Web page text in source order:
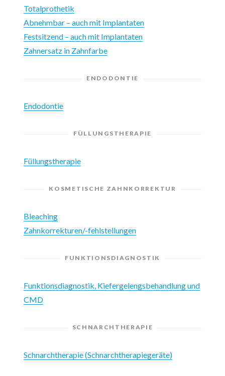
Totalprothetik
Abnehmbar – auch mit Implantaten
Festsitzend – auch mit Implantaten
Zahnersatz in Zahnfarbe
ENDODONTIE
Endodontie
FÜLLUNGSTHERAPIE
Füllungstherapie
KOSMETISCHE ZAHNKORREKTUR
Bleaching
Zahnkorrekturen/-fehlstellungen
FUNKTIONSDIAGNOSTIK
Funktionsdiagnostik, Kiefergelengsbehandlung und
CMD
SCHNARCHTHERAPIE
Schnarchtherapie (Schnarchtherapiegeräte)